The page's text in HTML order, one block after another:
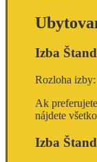
Izba
Rozloha izby:
Ak
nájdete
Izba